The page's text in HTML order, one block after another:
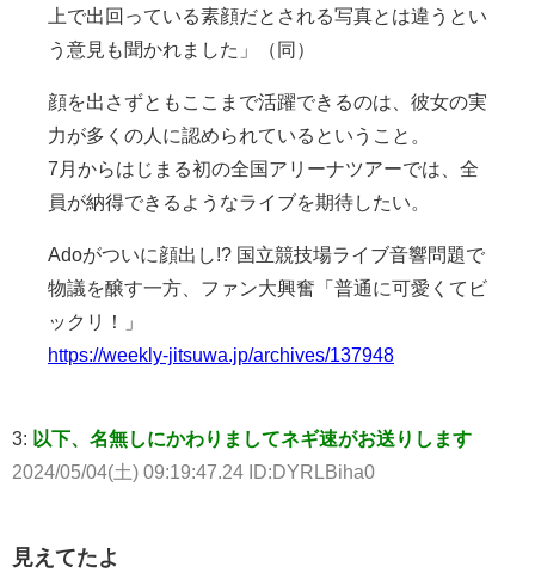
上で出回っている素顔だとされる写真とは違うとい
う意見も聞かれました」（同）
顔を出さずともここまで活躍できるのは、彼女の実
力が多くの人に認められているということ。
7月からはじまる初の全国アリーナツアーでは、全
員が納得できるようなライブを期待したい。
Adoがついに顔出し!? 国立競技場ライブ音響問題で
物議を醸す一方、ファン大興奮「普通に可愛くてビ
ックリ！」
https://weekly-jitsuwa.jp/archives/137948
3: 以下、名無しにかわりましてネギ速がお送りします
2024/05/04(土) 09:19:47.24 ID:DYRLBiha0
見えてたよ